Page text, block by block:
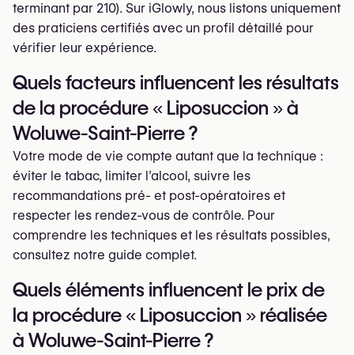
terminant par 210). Sur iGlowly, nous listons uniquement
des praticiens certifiés avec un profil détaillé pour
vérifier leur expérience.
Quels facteurs influencent les résultats
de la procédure « Liposuccion » à
Woluwe-Saint-Pierre ?
Votre mode de vie compte autant que la technique :
éviter le tabac, limiter l’alcool, suivre les
recommandations pré- et post-opératoires et
respecter les rendez-vous de contrôle. Pour
comprendre les techniques et les résultats possibles,
consultez notre guide complet.
Quels éléments influencent le prix de
la procédure « Liposuccion » réalisée
à Woluwe-Saint-Pierre ?